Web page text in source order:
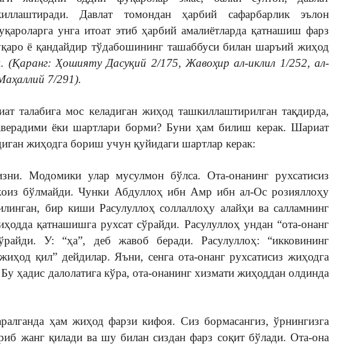
Давлат томондан ҳарбий сафарбарлик эълон
унга итоат этиб ҳарбий амалиётларда қатнашиш фарз
ё қандайдир тўдабошининг ташаббуси билан шаръий жиҳод
(Қаранг: Ҳошияту Дасуқий 2/175, Жавоҳир ал-иклил 1/252, ал-
7/291).
талабига мос келадиган жиҳод ташкиллаштирилган тақдирда,
ёки шартлари борми? Буни ҳам билиш керак. Шариат
жиҳодга бориш учун қуйидаги шартлар керак:
Модомики улар мусулмон бўлса. Ота-онанинг рухсатисиз
бўлмайди. Чунки Абдуллоҳ ибн Амр ибн ал-Ос розияллоҳу
бир киши Расулуллоҳ соллаллоҳу алайҳи ва салламнинг
қатнашишга рухсат сўрайди. Расулуллоҳ ундан “ота-онанг
У: “ҳа”, деб жавоб беради. Расулуллоҳ: “икковининг
қил” дейдилар. Яъни, сенга ота-онанг рухсатисиз жиҳодга
ҳадис далолатига кўра, ота-онанинг хизмати жиҳоддан олдинда
ҳам жиҳод фарзи кифоя. Сиз бормасангиз, ўрнингизга
жанг қилади ва шу билан сиздан фарз соқит бўлади. Ота-она